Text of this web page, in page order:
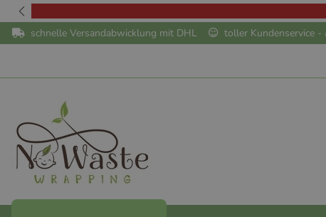
schnelle Versandabwicklung mit DHL
toller Kundenservice